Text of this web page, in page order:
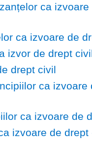
ca izvoare
ca izvoare de
izvor de drept
drept civil
ca izvoare
ca izvoare de
izvoare de drept